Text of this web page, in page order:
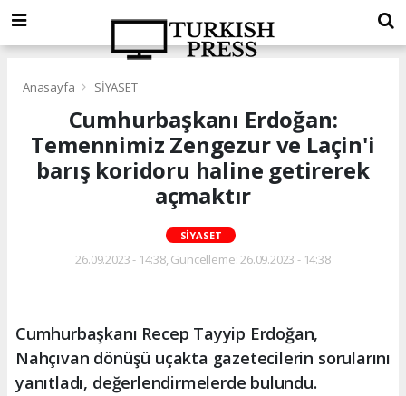
Anasayfa SİYASET
Cumhurbaşkanı Erdoğan:
Temennimiz Zengezur ve Laçin'i
barış koridoru haline getirerek
açmaktır
SİYASET
26.09.2023 - 14:38, Güncelleme: 26.09.2023 - 14:38
Cumhurbaşkanı Recep Tayyip Erdoğan,
Nahçıvan dönüşü uçakta gazetecilerin sorularını
yanıtladı, değerlendirmelerde bulundu.